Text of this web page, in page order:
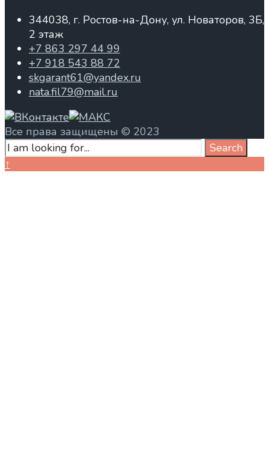
344038, г. Ростов-на-Дону, ул. Новаторов, 3Б,
2 этаж
+7 863 297 44 99
+7 918 543 88 72
skgarant61@yandex.ru
nata.fil79@mail.ru
Все права защищены © 2023
Search
for:
Search
Close
↑